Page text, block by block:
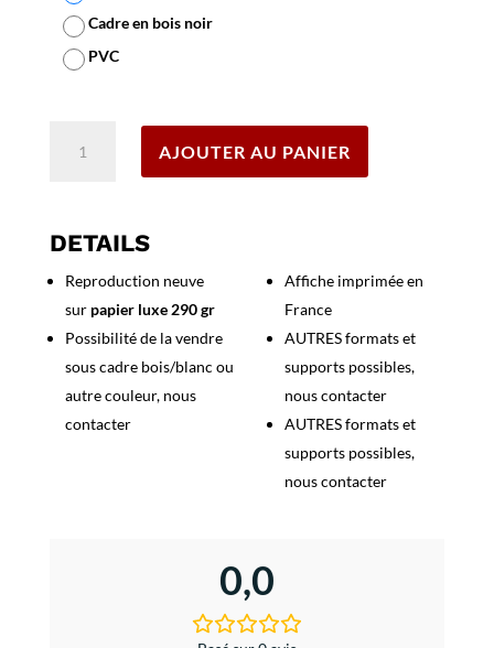
Cadre en bois noir
PVC
Welcome
-
International
Exposition
1937
AJOUTER AU PANIER
DETAILS
Reproduction neuve
sur papier luxe 290 gr
Possibilité de la vendre
sous cadre bois/blanc ou
autre couleur, nous
contacter
Affiche imprimée en
France
AUTRES formats et
supports possibles,
nous contacter
AUTRES formats et
supports possibles,
nous contacter
0,0